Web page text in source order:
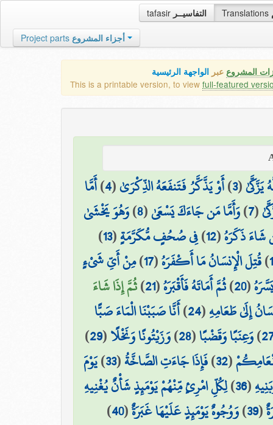
tafasir التفاسيــر Translations
Project parts أجزاء المشروع
المشروع عبر الواجهة الرئيسية
This is a printable version, to view full-featured
يَزَّكَّىٰ(
3
)أَوْ يَذَّكَّرُ فَتَنفَعَهُ الذِّكْرَىٰ(
4
)أَمَّا
(
7
)وَأَمَّا مَن جَاءَكَ يَسْعَىٰ(
8
)وَهُوَ يَخْشَىٰ
شَاءَ ذَكَرَهُ(
12
)فِي صُحُفٍ مُّكَرَّمَةٍ(
13
)
)قُتِلَ الْإِنسَانُ مَا أَكْفَرَهُ(
17
)مِنْ أَيِّ شَيْءٍ
(
20
)ثُمَّ أَمَاتَهُ فَأَقْبَرَهُ(
21
)ثُمَّ إِذَا شَاءَ
إِلَىٰ طَعَامِهِ(
24
)أَنَّا صَبَبْنَا الْمَاءَ صَبًّا
)وَعِنَبًا وَقَضْبًا(
28
)وَزَيْتُونًا وَنَخْلًا(
29
)
(
32
)فَإِذَا جَاءَتِ الصَّاخَّةُ(
33
)يَوْمَ
(
36
)لِكُلِّ امْرِئٍ مِّنْهُمْ يَوْمَئِذٍ شَأْنٌ يُغْنِيهِ
(
39
)وَوُجُوهٌ يَوْمَئِذٍ عَلَيْهَا غَبَرَةٌ(
40
)